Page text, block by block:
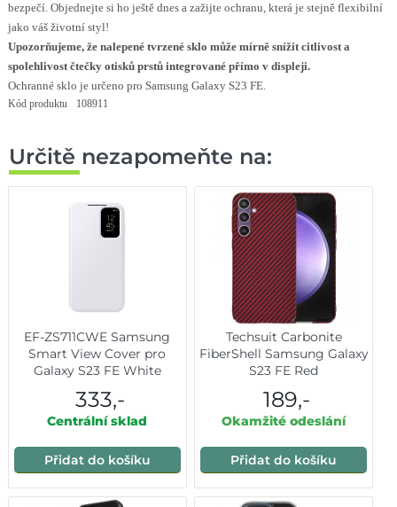
bezpečí. Objednejte si ho ještě dnes a zažijte ochranu, která je stejně flexibilní
jako váš životní styl!
Upozorňujeme, že nalepené tvrzené sklo může mírně snížit citlivost a
spolehlivost čtečky otisků prstů integrované přímo v displeji.
Ochranné sklo je určeno pro Samsung Galaxy S23 FE.
Kód produktu 108911
Určitě nezapomeňte na:
EF-ZS711CWE Samsung
Smart View Cover pro
Galaxy S23 FE White
333,-
Centrální sklad
Přidat do košíku
Techsuit Carbonite
FiberShell Samsung Galaxy
S23 FE Red
189,-
Okamžité odeslání
Přidat do košíku